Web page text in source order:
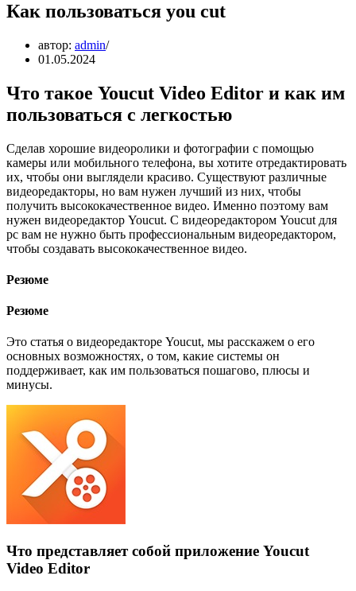
Как пользоваться you cut
автор: admin
01.05.2024
Что такое Youcut Video Editor и как им
пользоваться с легкостью
Сделав хорошие видеоролики и фотографии с помощью
камеры или мобильного телефона, вы хотите отредактировать
их, чтобы они выглядели красиво. Существуют различные
видеоредакторы, но вам нужен лучший из них, чтобы
получить высококачественное видео. Именно поэтому вам
нужен видеоредактор Youcut. С видеоредактором Youcut для
pc вам не нужно быть профессиональным видеоредактором,
чтобы создавать высококачественное видео.
Резюме
Резюме
Это статья о видеоредакторе Youcut, мы расскажем о его
основных возможностях, о том, какие системы он
поддерживает, как им пользоваться пошагово, плюсы и
минусы.
Что представляет собой приложение Youcut
Video Editor